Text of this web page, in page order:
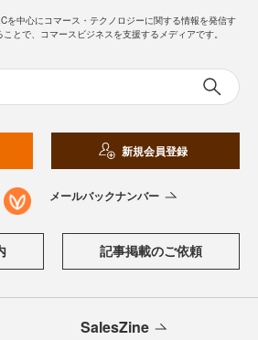
を中心にコマース・テクノロジーに関する情報を発信す
ことで、コマースビジネスを支援するメディアです。
新規会員登録
メールバックナンバー
記事掲載のご依頼
SalesZine